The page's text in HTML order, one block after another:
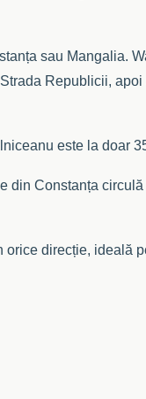
sau Mangalia.
Republicii, apoi
este la doar
din Constanța
orice direcție, ideală